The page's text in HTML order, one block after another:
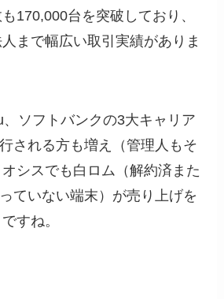
170,000台を突破しており、
まで幅広い取引実績がありま
ソフトバンクの3大キャリア
される方も増え（管理人もそ
シスでも白ロム（解約済また
ていない端末）が売り上げを
すね。